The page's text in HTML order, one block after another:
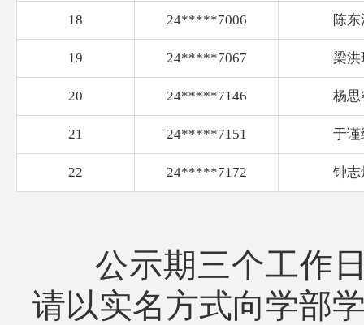
18 24*****7006 陈东
19 24*****7067 梁洪
20 24*****7146 杨思
21 24*****7151 于谨
22 24*****7172 钟志
公示期三个工作日
请以实名方式向学部